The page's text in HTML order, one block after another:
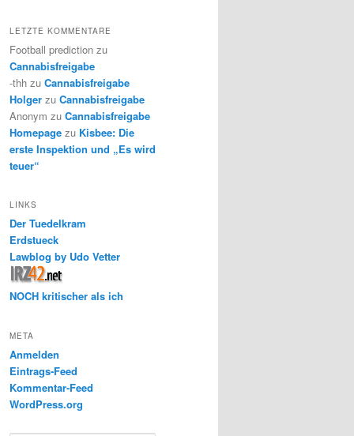
LETZTE KOMMENTARE
Football prediction zu
Cannabisfreigabe
-thh zu Cannabisfreigabe
Holger zu Cannabisfreigabe
Anonym zu Cannabisfreigabe
Homepage zu Kisbee: Die
erste Inspektion und „Es wird
teuer“
LINKS
Der Tuedelkram
Erdstueck
Lawblog by Udo Vetter
NOCH kritischer als ich
META
Anmelden
Eintrags-Feed
Kommentar-Feed
WordPress.org